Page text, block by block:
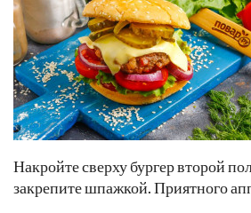
Накройте сверху бургер второй
закрепите шпажкой. Приятного